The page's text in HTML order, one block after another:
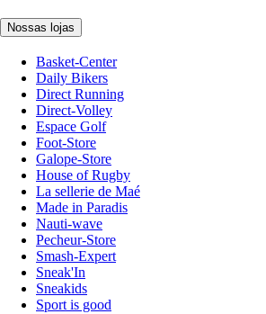
Nossas lojas
Basket-Center
Daily Bikers
Direct Running
Direct-Volley
Espace Golf
Foot-Store
Galope-Store
House of Rugby
La sellerie de Maé
Made in Paradis
Nauti-wave
Pecheur-Store
Smash-Expert
Sneak'In
Sneakids
Sport is good